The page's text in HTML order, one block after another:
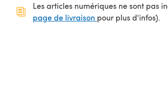
Les articles numériques ne sont pas
page de livraison (s'ouvre dans un
pour plus d'infos).